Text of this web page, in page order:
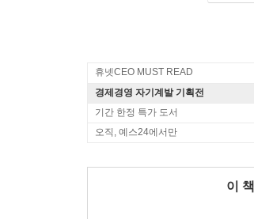
휴넷CEO MUST READ
경제경영 자기계발 기획전
기간 한정 특가 도서
오직, 예스24에서만
이